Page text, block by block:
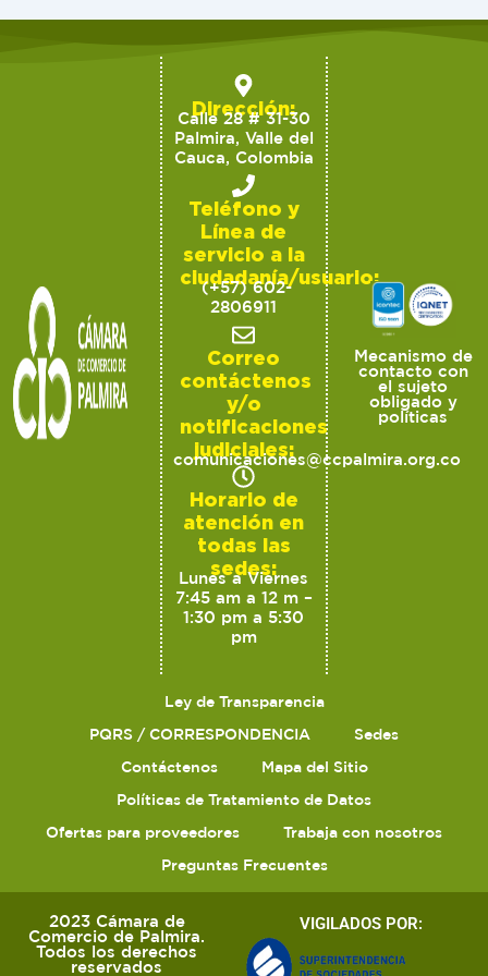
Dirección:
Calle 28 # 31-30
Palmira, Valle del
Cauca, Colombia
Teléfono y
Línea de
servicio a la
ciudadanía/usuario:
(+57) 602-
2806911
Correo
contáctenos
y/o
notificaciones
judiciales:
comunicaciones@ccpalmira.org.co
Horario de
atención en
todas las
sedes:
Lunes a Viernes
7:45 am a 12 m –
1:30 pm a 5:30
pm
Mecanismo de
contacto con
el sujeto
obligado y
políticas
Ley de Transparencia
PQRS / CORRESPONDENCIA
Sedes
Contáctenos
Mapa del Sitio
Políticas de Tratamiento de Datos
Ofertas para proveedores
Trabaja con nosotros
Preguntas Frecuentes
2023 Cámara de
Comercio de Palmira.
Todos los derechos
reservados
VIGILADOS POR: